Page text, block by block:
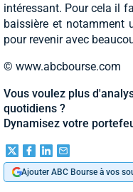
intéressant. Pour cela il
baissière et notamment
pour revenir avec
© www.abcbourse.com
Vous voulez plus
quotidiens ?
Dynamisez votre
Ajouter ABC Bourse à vos